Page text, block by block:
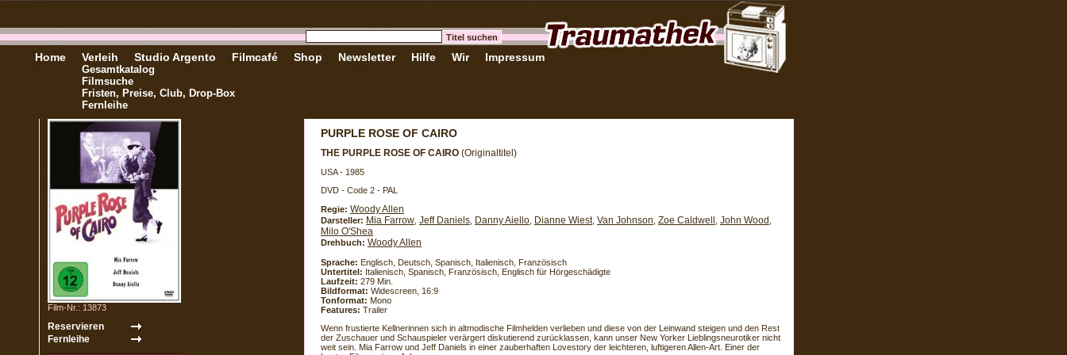
Home Verleih
Gesamtkatalog
Filmsuche
Fristen, Preise, Club, Drop-Box
Fernleihe
Studio Argento Filmcafé Shop Newsletter Hilfe Wir Impressum
Film-Nr.: 13873
PURPLE ROSE OF CAIRO
THE PURPLE ROSE OF CAIRO (Originaltitel)
USA - 1985
DVD - Code 2 - PAL
Regie: Woody Allen
Darsteller: Mia Farrow Jeff Daniels Danny Aiello Dianne Wiest, Van Johnson Zoe Caldwell John Wood
Milo O'Shea
Drehbuch: Woody Allen
Sprache: Englisch, Deutsch, Spanisch, Italienisch, Französisch
Untertitel: Italienisch, Spanisch, Französisch, Englisch für Hörgeschädigte
Laufzeit: 279 Min.
Bildformat: Widescreen, 16:9
Tonformat: Mono
Features: Trailer
Wenn frustierte Kellnerinnen sich in altmodische Filmhelden verlieben und diese von der Leinwand steigen und den Rest
der Zuschauer und Schauspieler verärgert diskutierend zurücklassen, kann unser New Yorker Lieblingsneurotiker nicht
weit sein. Mia Farrow und Jeff Daniels in einer zauberhaften Lovestory der leichteren, luftigeren Allen-Art. Einer der